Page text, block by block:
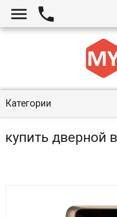
 
Категории
купить дверной